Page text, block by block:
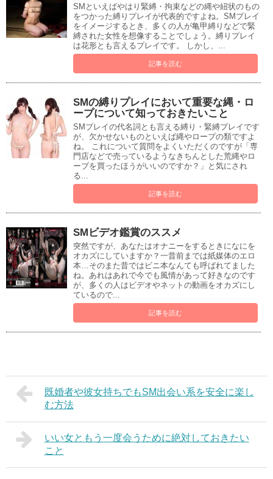
SMといえばやはり緊縛・拘束などの縄や紐状のもの
をつかった縛りプレイが代表的ですよね。SMプレイ
をイメージするとき、多くの人が亀甲縛りなどで緊
縛された女性を想像することでしょう。縛りプレイ
は花形とも言えるプレイです。 しかし、...
記事を読む
SMの縛りプレイにおいて重要な縄・ロ
ープについて知っておきたいこと
SMプレイの代名詞とも言える縛り・緊縛プレイです
が、欠かせないものといえば縄やロープの類ですよ
ね。 これについて質問をよくいただくのですが「専
門店などで売っているようなきちんとした荒縄やロ
ープを買ったほうがいいのですか？」と気にされ
る...
記事を読む
SMビデオ鑑賞のススメ
突然ですが、あなたはオナニーをするときになにを
オカズにしていますか？一昔前までは紙媒体のエロ
本…そのまた昔ではビニ本なんても呼ばれてました
ね。あれはあれで今でも風情があって好きなのです
が、多くの人はビデオやネットの動画をオカズにし
ているので...
記事を読む
既婚者や彼女持ちでもSM出会い系を安全に楽し
む方法
いい女ともう一度会うために絶対しておきたい
こと